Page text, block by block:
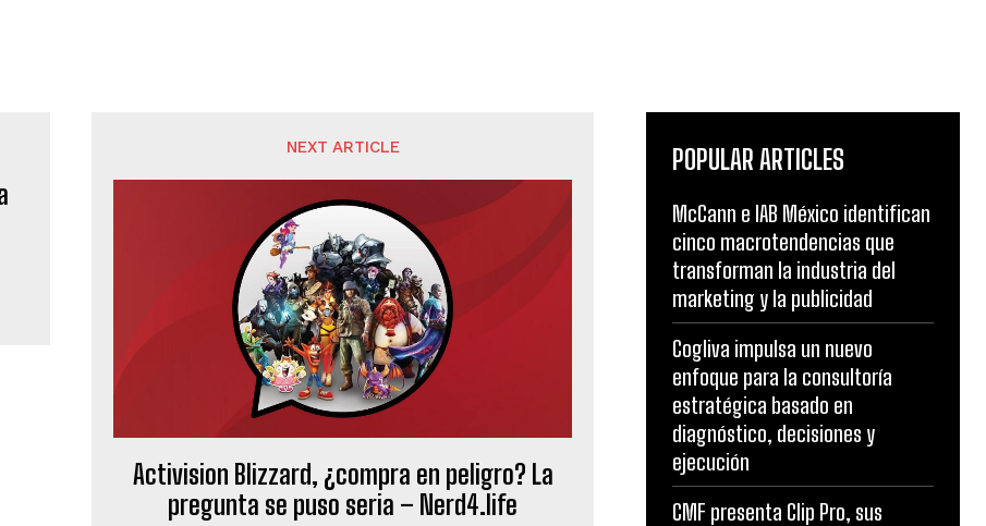
NEXT ARTICLE
Activision Blizzard, ¿compra en peligro? La
pregunta se puso seria – Nerd4.life
POPULAR ARTICLES
McCann e IAB México identifican
cinco macrotendencias que
transforman la industria del
marketing y la publicidad
Cogliva impulsa un nuevo
enfoque para la consultoría
estratégica basado en
diagnóstico, decisiones y
ejecución
CMF presenta Clip Pro, sus